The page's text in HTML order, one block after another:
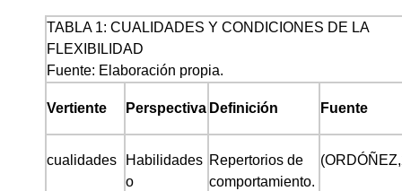
TABLA 1: CUALIDADES Y CONDICIONES DE LA
FLEXIBILIDAD
Fuente: Elaboración propia.
Vertiente Perspectiva Definición Fuente
cualidades
Habilidades
o
Repertorios de
comportamiento.